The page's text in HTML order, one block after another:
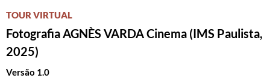
TOUR VIRTUAL
Fotografia AGNÈS VARDA Cinema (IMS Paulista,
2025)
Versão 1.0